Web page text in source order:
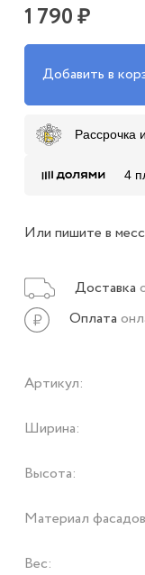
1 790 ₽
Добавить в
Рассрочка
4
Или пишите в
Доставка
Оплата
Артикул:
Ширина:
Высота:
Материал
Вес: